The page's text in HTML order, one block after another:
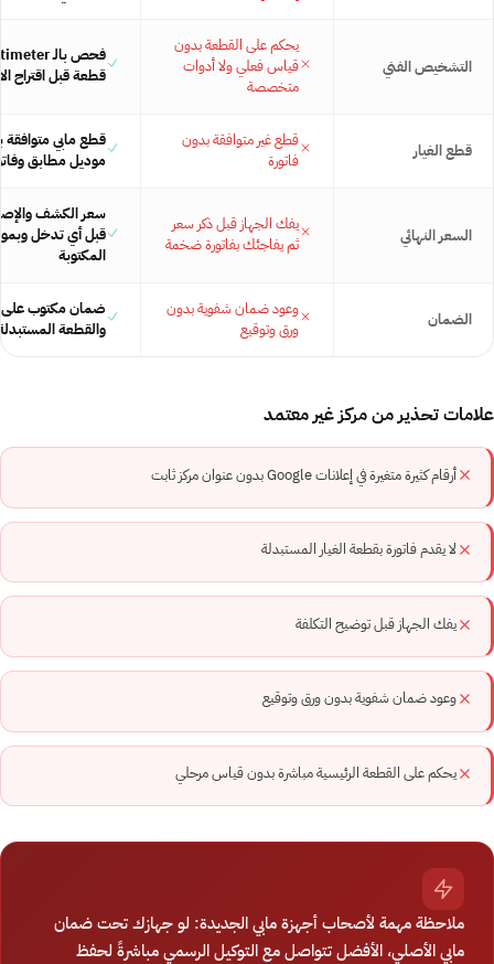
التشخيص الفني
يحكم على القطعة بدون
قياس فعلي ولا أدوات
متخصصة
قطعة قبل اقتراح
قطع الغيار
قطع غير متوافقة بدون
فاتورة
قطع مابي متوافقة
موديل مطابق
السعر النهائي
يفك الجهاز قبل ذكر سعر
ثم يفاجئك بفاتورة ضخمة
سعر الكشف
قبل أي تدخل
المكتوبة
الضمان
وعود ضمان شفوية بدون
ورق وتوقيع
ضمان مكتوب على
والقطعة
علامات تحذير من مركز غير معتمد
أرقام كثيرة متغيرة في إعلانات Google بدون عنوان مركز ثابت
لا يقدم فاتورة بقطعة الغيار المستبدلة
يفك الجهاز قبل توضيح التكلفة
وعود ضمان شفوية بدون ورق وتوقيع
يحكم على القطعة الرئيسية مباشرة بدون قياس مرحلي
ملاحظة مهمة لأصحاب أجهزة مابي الجديدة: لو جهازك تحت ضمان
مابي الأصلي، الأفضل تتواصل مع التوكيل الرسمي مباشرةً لحفظ